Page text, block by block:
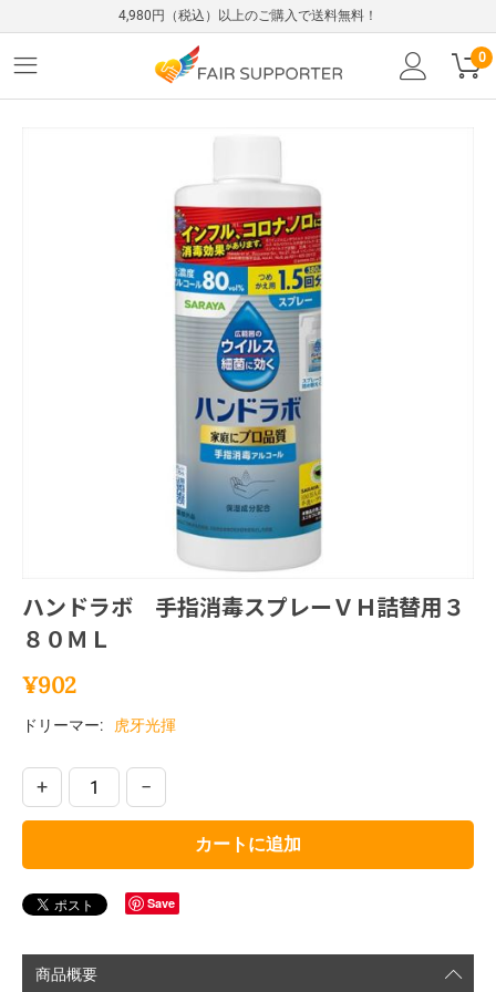
4,980円（税込）以上のご購入で送料無料！
0
ハンドラボ 手指消毒スプレーＶＨ詰替用３
８０ＭＬ
¥902
ドリーマー: 虎牙光揮
+ −
カートに追加
Save
商品概要